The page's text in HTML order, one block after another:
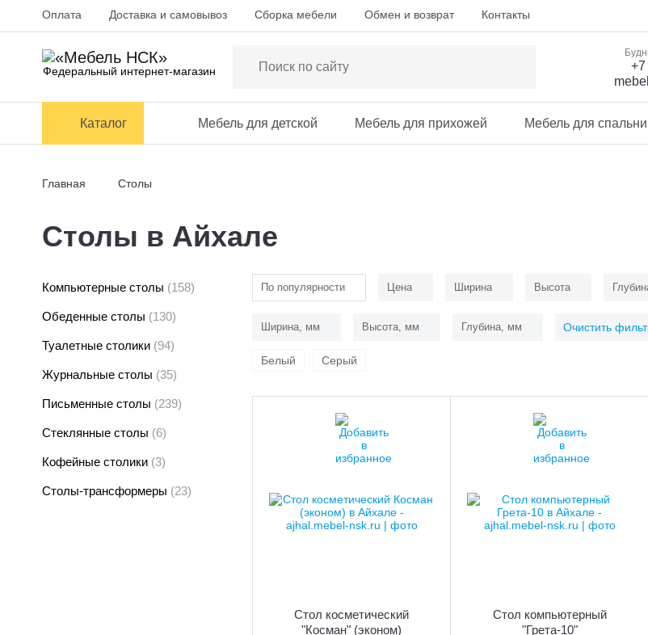
Оплата Доставка и самовывоз Сборка мебели Обмен и возврат Контакты
Федеральный интернет-магазин
+7
Каталог Мебель для детской Мебель для прихожей Мебель для спальни
Главная Столы
Столы в Айхале
Компьютерные столы (158)
Обеденные столы (130)
Туалетные столики (94)
Журнальные столы (35)
Письменные столы (239)
Стеклянные столы (6)
Кофейные столики (3)
Столы-трансформеры (23)
По популярности Цена Ширина Высота
Ширина, мм Высота, мм Глубина, мм Очистить
Белый Серый
Стол косметический
"Косман" (эконом)
Стол компьютерный
"Грета-10"